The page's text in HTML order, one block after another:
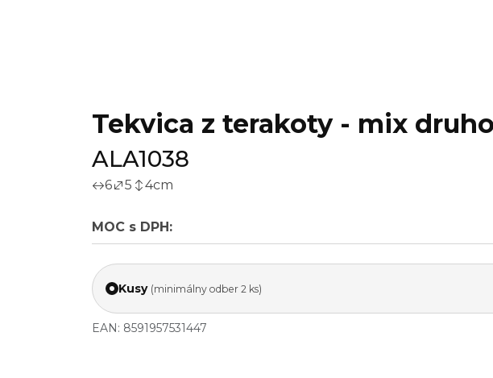
Tekvica z terakoty - mix
ALA1038
6 5 4cm
MOC s DPH:
Kusy (minimálny odber 2 ks)
EAN: 8591957531447